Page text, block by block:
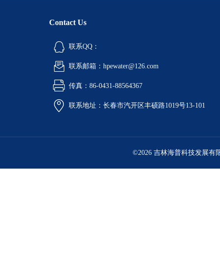
Contact Us
联系QQ：
联系邮箱：hpewater@126.com
传真：86-0431-88564367
联系地址：长春市汽开区丰硕路1019号13-101
©2026 吉林海普科技发展有